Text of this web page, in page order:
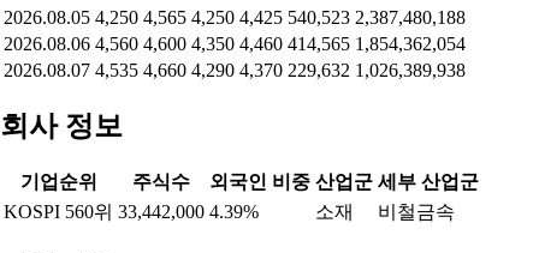
2026.08.05 4,250 4,565 4,250 4,425 540,523 2,387,480,188
2026.08.06 4,560 4,600 4,350 4,460 414,565 1,854,362,054
2026.08.07 4,535 4,660 4,290 4,370 229,632 1,026,389,938
회사 정보
기업순위 주식수 외국인 비중 산업군 세부 산업군
KOSPI 560위 33,442,000 4.39% 소재 비철금속